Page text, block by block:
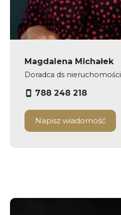
Magdalena Michałek
Doradca ds nieruchomości
788 248 218
Napisz wiadomość